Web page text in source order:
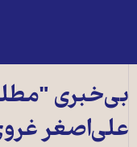
بی‌خبری
علی‌اصغر